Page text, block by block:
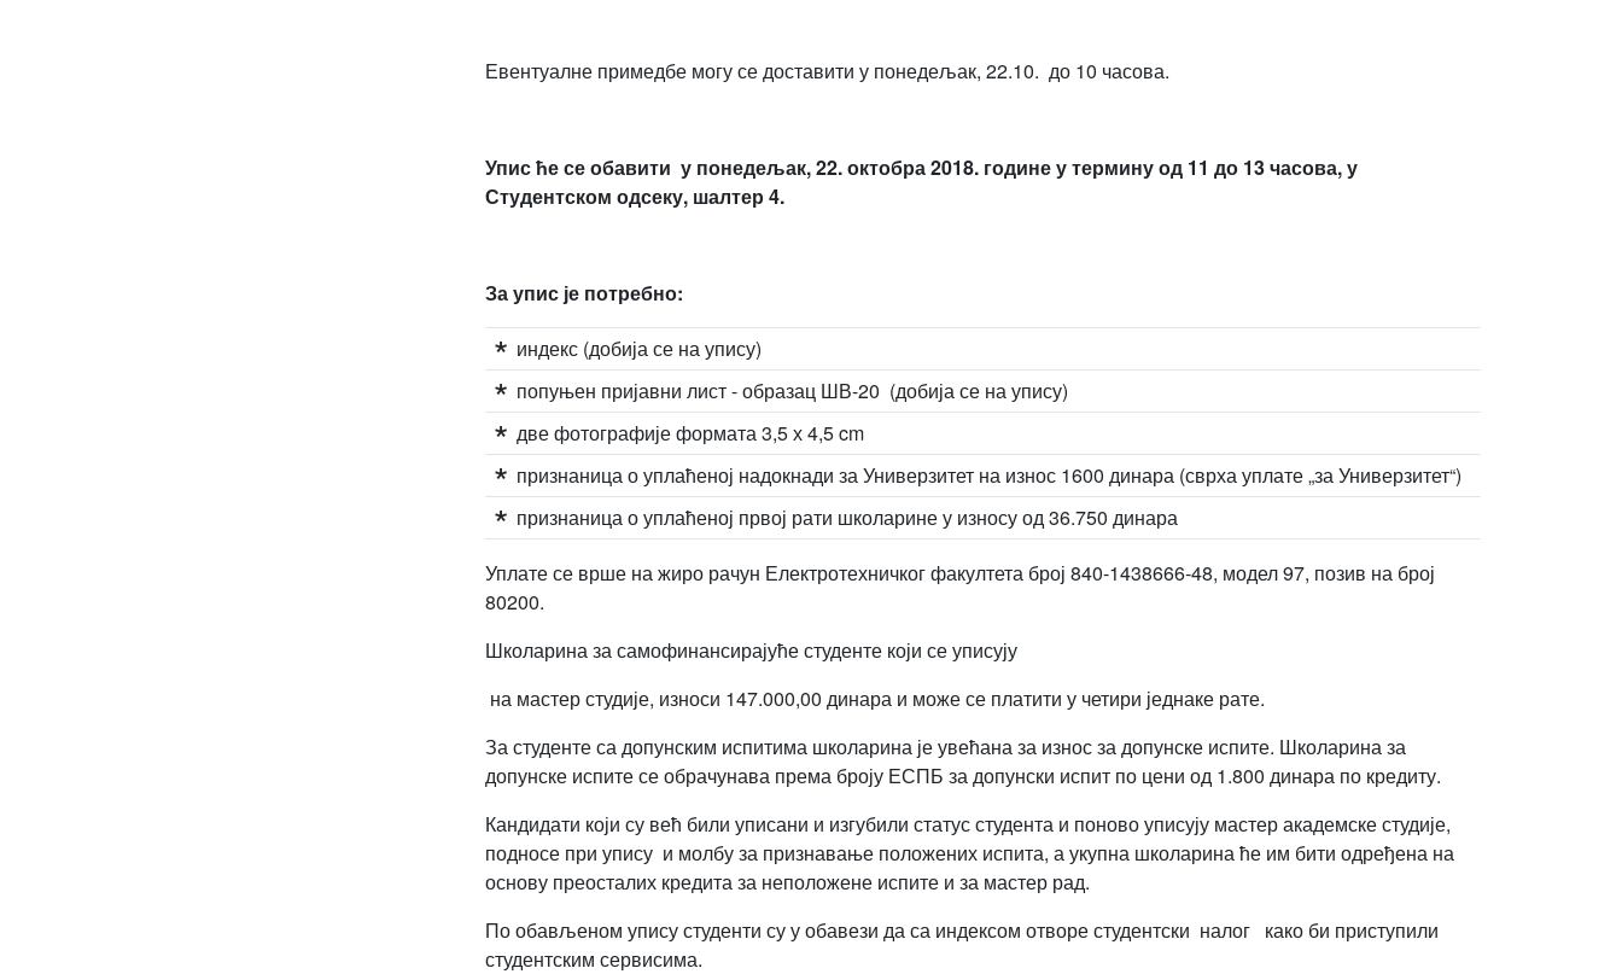
Евентуалне примедбе могу се доставити у понедељак, 22.10. до 10 часова.
Упис ће се обавити у понедељак, 22. октобра 2018. године у термину од 11 до 13 часова, у
Студентском одсеку, шалтер 4.
За упис је потребно:
индекс (добија се на упису)
попуњен пријавни лист - образац ШВ-20 (добија се на упису)
две фотографије формата 3,5 х 4,5 cm
признаница о уплаћеној надокнади за Универзитет на износ 1600 динара (сврха уплате „за Универзитет“)
признаница о уплаћеној првој рати школарине у износу од 36.750 динара
Уплате се врше на жиро рачун Електротехничког факултета број 840-1438666-48, модел 97, позив на број
80200.
Школарина за самофинансирајуће студенте који се уписују
на мастер студије, износи 147.000,00 динара и може се платити у четири једнаке рате.
За студенте са допунским испитима школарина је увећана за износ за допунске испите. Школарина за
допунске испите се обрачунава према броју ЕСПБ за допунски испит по цени од 1.800 динара по кредиту.
Кандидати који су већ били уписани и изгубили статус студента и поново уписују мастер академске студије,
подносе при упису и молбу за признавање положених испита, а укупна школарина ће им бити одређена на
основу преосталих кредита за неположене испите и за мастер рад.
По обављеном упису студенти су у обавези да са индексом отворе студентски налог како би приступили
студентским сервисима.